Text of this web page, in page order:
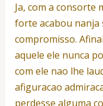
Ja, com a consorte
forte acabou nanja
compromisso.
aquele ele nunca
com ele nao lhe
afiguracao
perdesse alguma